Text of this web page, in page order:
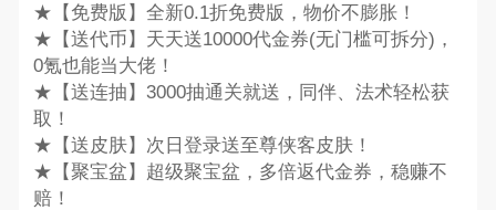
★【免费版】全新0.1折免费版，物价不膨胀！
★【送代币】天天送10000代金券(无门槛可拆分)，
0氪也能当大佬！
★【送连抽】3000抽通关就送，同伴、法术轻松获
取！
★【送皮肤】次日登录送至尊侠客皮肤！
★【聚宝盆】超级聚宝盆，多倍返代金券，稳赚不
赔！